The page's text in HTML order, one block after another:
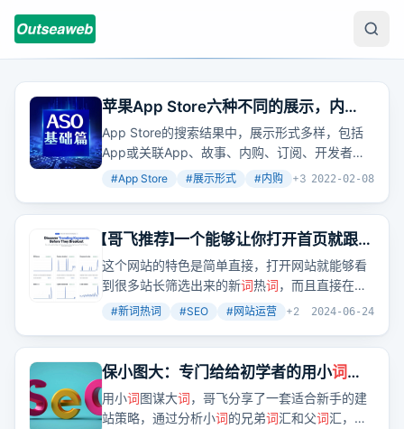
苹果App Store六种不同的展示，内
购，游戏预定（基础篇）
App Store的搜索结果中，展示形式多样，包括
App或关联App、故事、内购、订阅、开发者名
片和
联想词
。其中，故事和内购的展示位置尤为
#App Store #展示形式 #内购 +3 2022-02-08
【哥飞推荐】一个能够让你打开首页就跟踪
N个新词热词 的网站
这个网站的特色是简单直接，打开网站就能够看
到很多站长筛选出来的新词热词，而且直接在首
页就把这些
的趋势列出来了，一眼就能看到所
势，是不是就能在内容创作和SEO上抢占先机了
呢？
#新词热词 #SEO #网站运营 +2 2024-06-24
保小图大：专门给给初学者的用小词 图
谋大词做站策略
用小词图谋大词，哥飞分享了一套适合新手的建
站策略，通过分析小词的兄弟词汇和父词汇，逐